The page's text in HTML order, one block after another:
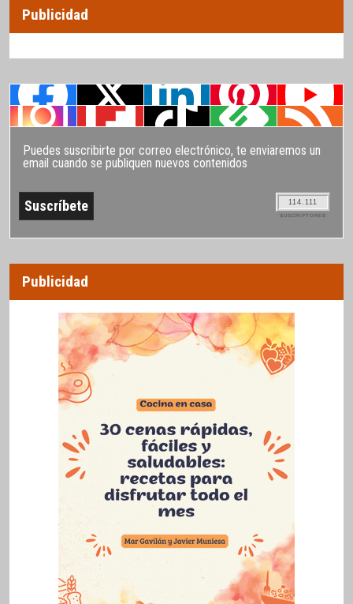
Publicidad
Puedes suscribirte por correo electrónico, te enviaremos un
email cuando se publiquen nuevos contenidos
114.111
SUSCRIPTORES
Publicidad